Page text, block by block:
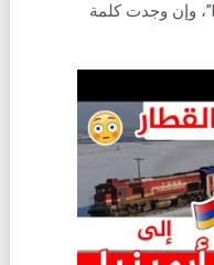
الهاتف “Settings”، ثم المزيد “More”، وإن وجدت كلمة